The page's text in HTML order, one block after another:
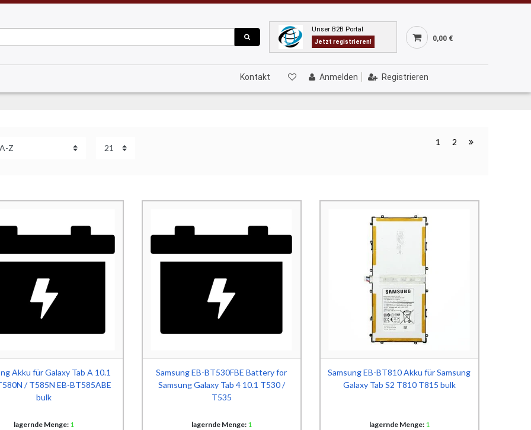
Unser B2B Portal
Jetzt registrieren! 0,00 €
Kontakt Anmelden Registrieren
1 2
Akku für Galaxy Tab A 10.1
/ T585N EB-BT585ABE
bulk
lagernde Menge: 1
Samsung EB-BT530FBE Battery for
Samsung Galaxy Tab 4 10.1 T530 /
T535
lagernde Menge: 1
Samsung EB-BT810 Akku für Samsung
Galaxy Tab S2 T810 T815 bulk
lagernde Menge: 1